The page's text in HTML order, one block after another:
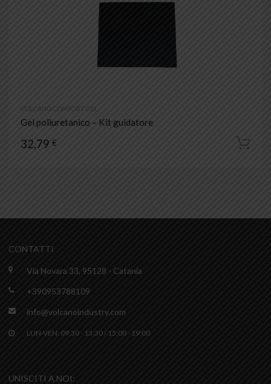
VOLCANO COMFORT GEL
Gel poliuretanico – Kit guidatore
32,79 €
CONTATTI
Via Novara 33, 95128 - Catania
+390953788109
info@volcanoindustry.com
LUN-VEN: 09:30 - 13:30 / 15:00 - 19:00
UNISCITI A NOI: